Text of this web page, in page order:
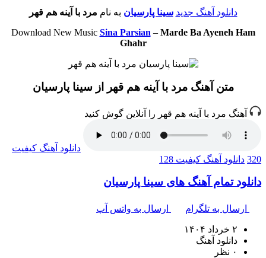
دانلود آهنگ جدید سینا پارسیان به نام مرد‌ با‌ آینه هم قهر
Download New Music Sina Parsian – Marde Ba Ayeneh Ham
Ghahr
متن آهنگ مرد‌ با‌ آینه هم قهر از سینا پارسیان
آهنگ مرد‌ با‌ آینه هم قهر را آنلاین گوش کنید
دانلود آهنگ کیفیت
320 دانلود آهنگ کیفیت 128
دانلود تمام آهنگ های سینا پارسیان
ارسال به تلگرام ارسال به واتس آپ
۲ خرداد ۱۴۰۴
دانلود آهنگ
۰ نظر